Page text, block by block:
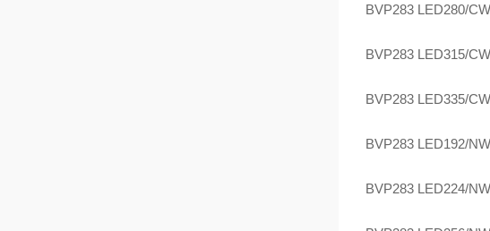
BVP283 LED280/
BVP283 LED315/
BVP283 LED335/
BVP283 LED192/
BVP283 LED224/